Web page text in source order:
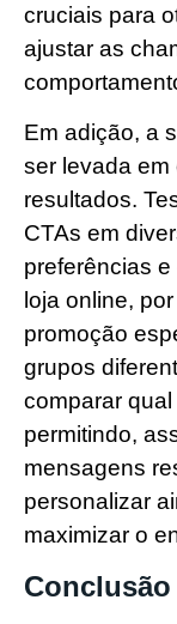
cruciais para
ajustar as
Em adição, a
ser levada
resultados.
CTAs em
preferências
loja online,
promoção
grupos
comparar
permitindo,
mensagens
personalizar
maximizar o
Conclusão